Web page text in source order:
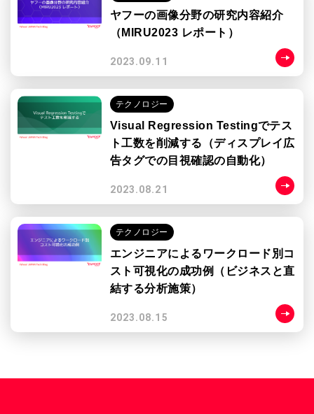
ヤフーの画像分野の研究内容紹介
（MIRU2023 レポート）
2023.09.11
テクノロジー
Visual Regression Testingでテス
ト工数を削減する（ディスプレイ広
告タグでの目視確認の自動化）
2023.08.21
テクノロジー
エンジニアによるワークロード別コ
スト可視化の成功例（ビジネスと直
結する分析施策）
2023.08.15